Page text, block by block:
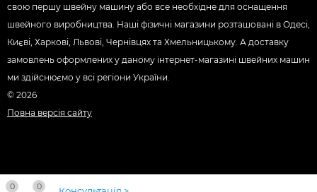
свою першу швейну машину або все необхідне для оснащення
швейного виробництва. Наші фізичні магазини розташовані в Одесі,
Києві, Харкові, Львові, Чернівцях та Хмельницькому. А доставку
замовлень оформлених у даному інтернет-магазині швейних машин
ми здійснюємо у всі регіони України.
© 2026
Повна версія сайту
0 0